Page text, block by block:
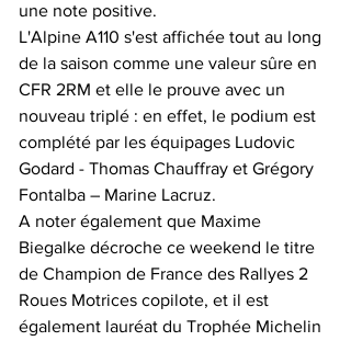
une note positive.
L'Alpine A110 s'est affichée tout au long
de la saison comme une valeur sûre en
CFR 2RM et elle le prouve avec un
nouveau triplé : en effet, le podium est
complété par les équipages Ludovic
Godard - Thomas Chauffray et Grégory
Fontalba – Marine Lacruz.
A noter également que Maxime
Biegalke décroche ce weekend le titre
de Champion de France des Rallyes 2
Roues Motrices copilote, et il est
également lauréat du Trophée Michelin